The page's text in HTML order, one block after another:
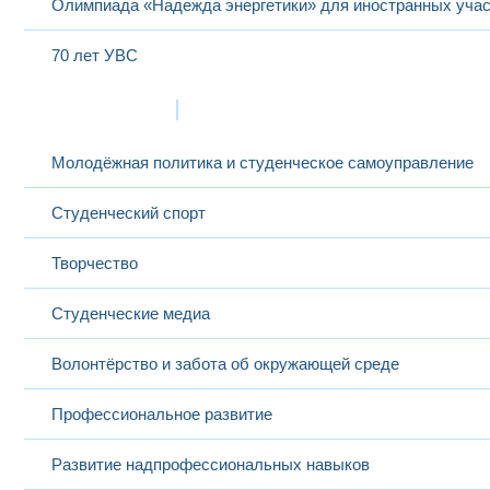
Олимпиада «Надежда энергетики» для иностранных
70 лет УВС
Молодёжная политика и студенческое самоуправление
Студенческий спорт
Творчество
Студенческие медиа
Волонтёрство и забота об окружающей среде
Профессиональное развитие
Развитие надпрофессиональных навыков